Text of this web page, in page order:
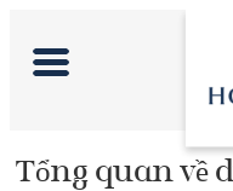
Tổng quan về